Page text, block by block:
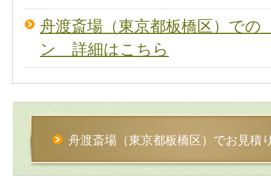
舟渡斎場（東京都板橋区）で
ン 詳細はこちら
舟渡斎場（東京都板橋区）でお見積